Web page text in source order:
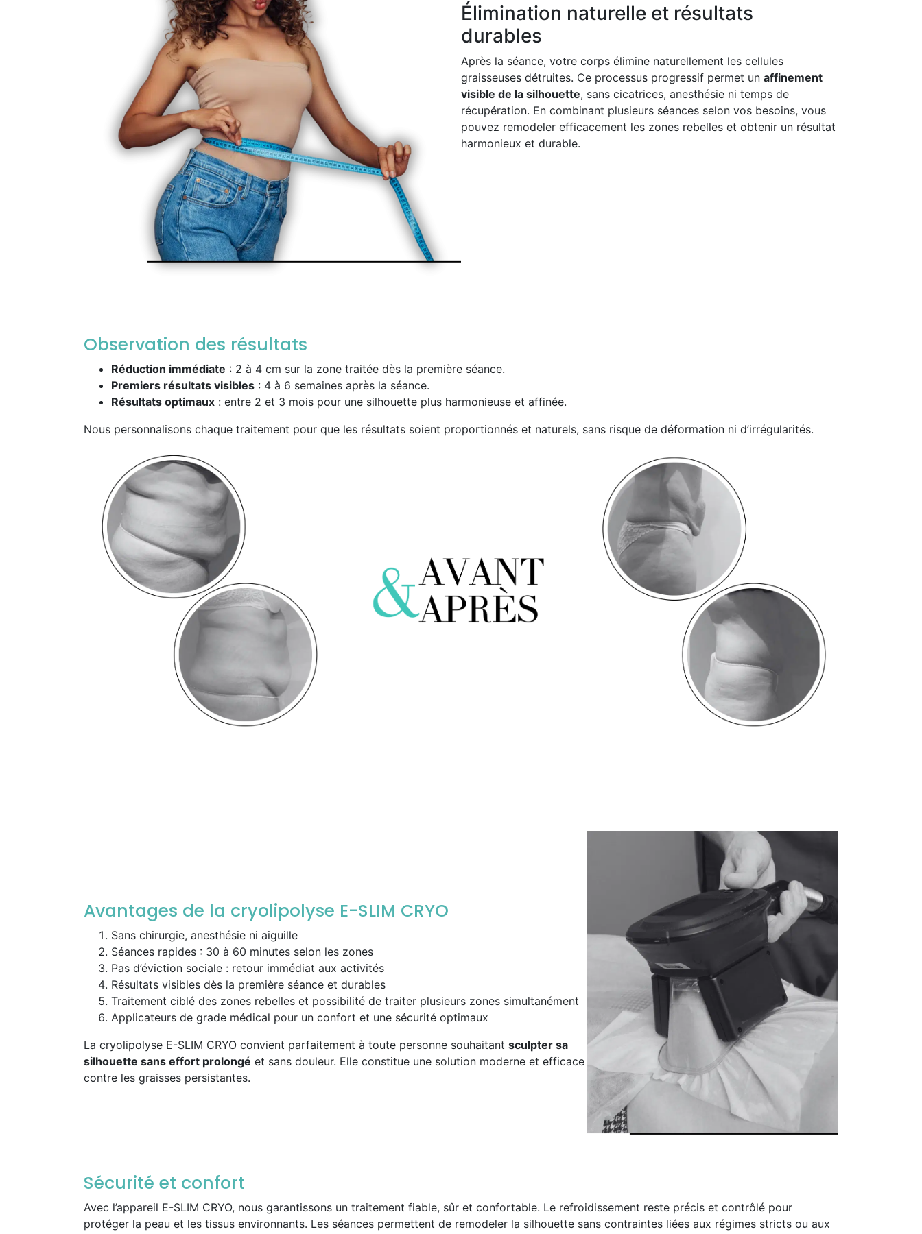
Élimination naturelle et résultats
durables
Après la séance, votre corps élimine naturellement les cellules
graisseuses détruites. Ce processus progressif permet un affinement
visible de la silhouette, sans cicatrices, anesthésie ni temps de
récupération. En combinant plusieurs séances selon vos besoins, vous
pouvez remodeler efficacement les zones rebelles et obtenir un résultat
harmonieux et durable.
Observation des résultats
Réduction immédiate : 2 à 4 cm sur la zone traitée dès la première séance.
Premiers résultats visibles : 4 à 6 semaines après la séance.
Résultats optimaux : entre 2 et 3 mois pour une silhouette plus harmonieuse et affinée.
Nous personnalisons chaque traitement pour que les résultats soient proportionnés et naturels, sans risque de déformation ni d’irrégularités.
Avantages de la cryolipolyse E-SLIM CRYO
Sans chirurgie, anesthésie ni aiguille
Séances rapides : 30 à 60 minutes selon les zones
Pas d’éviction sociale : retour immédiat aux activités
Résultats visibles dès la première séance et durables
Traitement ciblé des zones rebelles et possibilité de traiter plusieurs zones simultanément
Applicateurs de grade médical pour un confort et une sécurité optimaux
La cryolipolyse E-SLIM CRYO convient parfaitement à toute personne souhaitant sculpter sa
silhouette sans effort prolongé et sans douleur. Elle constitue une solution moderne et efficace
contre les graisses persistantes.
Sécurité et confort
Avec l’appareil E-SLIM CRYO, nous garantissons un traitement fiable, sûr et confortable. Le refroidissement reste précis et contrôlé pour
protéger la peau et les tissus environnants. Les séances permettent de remodeler la silhouette sans contraintes liées aux régimes stricts ou aux